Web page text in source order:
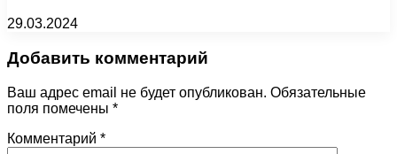
29.03.2024
Добавить комментарий
Ваш адрес email не будет опубликован. Обязательные
поля помечены *
Комментарий *